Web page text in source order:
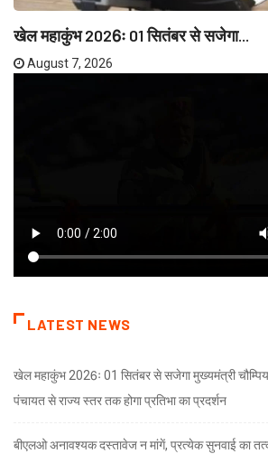
खेल महाकुंभ 2026ः 01 सितंबर से सजेगा...
August 7, 2026
LATEST NEWS
खेल महाकुंभ 2026ः 01 सितंबर से सजेगा मुख्यमंत्री
पंचायत से राज्य स्तर तक होगा प्रतिभा का प्रदर्शन
बीएलओ अनावश्यक दस्तावेज न मांगें, प्रत्येक सुनवाई का